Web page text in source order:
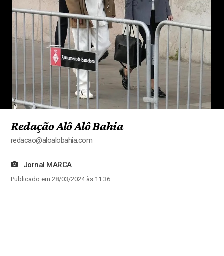
Redação Alô Alô Bahia
redacao@aloalobahia.com
Jornal MARCA
Publicado em 28/03/2024 às 11:36